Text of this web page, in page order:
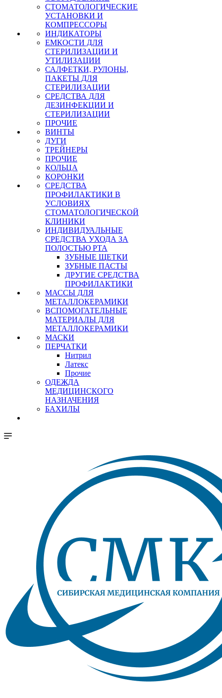
СТОМАТОЛОГИЧЕСКИЕ
УСТАНОВКИ И
КОМПРЕССОРЫ
ИНДИКАТОРЫ
ЕМКОСТИ ДЛЯ
СТЕРИЛИЗАЦИИ И
УТИЛИЗАЦИИ
САЛФЕТКИ, РУЛОНЫ,
ПАКЕТЫ ДЛЯ
СТЕРИЛИЗАЦИИ
СРЕДСТВА ДЛЯ
ДЕЗИНФЕКЦИИ И
СТЕРИЛИЗАЦИИ
ПРОЧИЕ
ВИНТЫ
ДУГИ
ТРЕЙНЕРЫ
ПРОЧИЕ
КОЛЬЦА
КОРОНКИ
СРЕДСТВА
ПРОФИЛАКТИКИ В
УСЛОВИЯХ
СТОМАТОЛОГИЧЕСКОЙ
КЛИНИКИ
ИНДИВИДУАЛЬНЫЕ
СРЕДСТВА УХОДА ЗА
ПОЛОСТЬЮ РТА
ЗУБНЫЕ ЩЕТКИ
ЗУБНЫЕ ПАСТЫ
ДРУГИЕ СРЕДСТВА
ПРОФИЛАКТИКИ
МАССЫ ДЛЯ
МЕТАЛЛОКЕРАМИКИ
ВСПОМОГАТЕЛЬНЫЕ
МАТЕРИАЛЫ ДЛЯ
МЕТАЛЛОКЕРАМИКИ
МАСКИ
ПЕРЧАТКИ
Нитрил
Латекс
Прочие
ОДЕЖДА
МЕДИЦИНСКОГО
НАЗНАЧЕНИЯ
БАХИЛЫ